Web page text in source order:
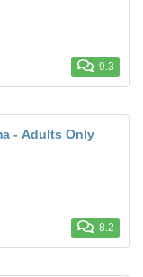
9.3
- Adults Only
8.2